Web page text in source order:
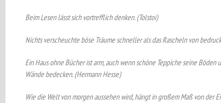
Beim Lesen lässt sich vortrefflich denken. (Tolstoi)
Nichts verscheuchte böse Träume schneller als das Rascheln von
Ein Haus ohne Bücher ist arm, auch wenn schöne Teppiche seine
Wände bedecken. (Hermann Hesse)
Wie die Welt von morgen aussehen wird, hängt in großem Maß von der